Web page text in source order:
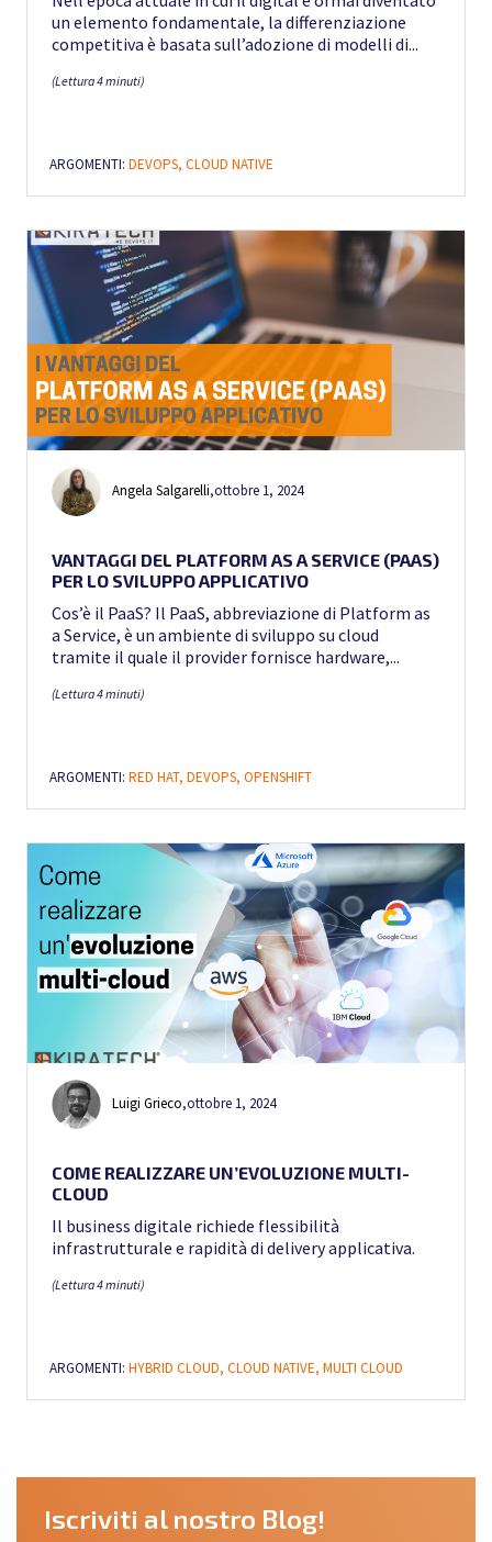
un elemento fondamentale, la differenziazione
competitiva è basata sull’adozione di modelli di...
(Lettura 4 minuti)
ARGOMENTI: DEVOPS, CLOUD NATIVE
Angela Salgarelli,ottobre 1, 2024
VANTAGGI DEL PLATFORM AS A SERVICE (PAAS)
PER LO SVILUPPO APPLICATIVO
Cos’è il PaaS? Il PaaS, abbreviazione di Platform as
a Service, è un ambiente di sviluppo su cloud
tramite il quale il provider fornisce hardware,...
(Lettura 4 minuti)
ARGOMENTI: RED HAT, DEVOPS, OPENSHIFT
Luigi Grieco,ottobre 1, 2024
COME REALIZZARE UN’EVOLUZIONE MULTI-
CLOUD
Il business digitale richiede flessibilità
infrastrutturale e rapidità di delivery applicativa.
(Lettura 4 minuti)
ARGOMENTI: HYBRID CLOUD, CLOUD NATIVE, MULTI CLOUD
Iscriviti al nostro Blog!